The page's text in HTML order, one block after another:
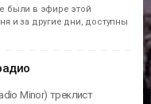
были в эфире этой
и за другие дни, доступны
Minor) треклист